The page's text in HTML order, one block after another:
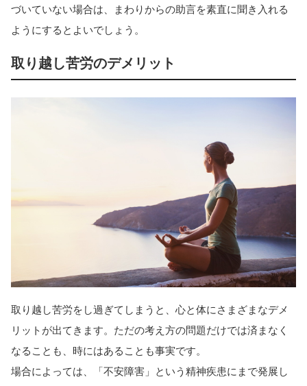
づいていない場合は、まわりからの助言を素直に聞き入れる
ようにするとよいでしょう。
取り越し苦労のデメリット
取り越し苦労をし過ぎてしまうと、心と体にさまざまなデメ
リットが出てきます。ただの考え方の問題だけでは済まなく
なることも、時にはあることも事実です。
場合によっては、「不安障害」という精神疾患にまで発展し